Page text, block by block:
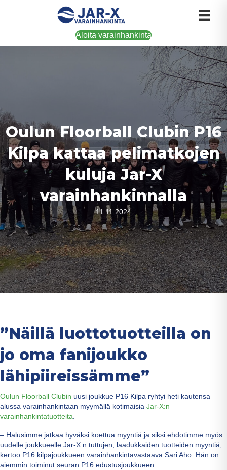
Aloita varainhankinta
Oulun Floorball Clubin P16
Kilpa kattaa pelimatkojen
kuluja Jar-X
varainhankinnalla
11.11.2024
”Näillä luottotuotteilla on
jo oma fanijoukko
lähipiireissämme”
Oulun Floorball Clubin uusi joukkue P16 Kilpa ryhtyi heti kautensa
alussa varainhankintaan myymällä kotimaisia Jar-X:n
varainhankintatuotteita.
– Halusimme jatkaa hyväksi koettua myyntiä ja siksi ehdotimme myös
uudelle joukkueelle Jar-X:n tuttujen, laadukkaiden tuotteiden myyntiä,
kertoo P16 kilpajoukkueen varainhankintavastaava Sari Aho. Hän on
aiemmin toiminut seuran P16 edustusjoukkueen